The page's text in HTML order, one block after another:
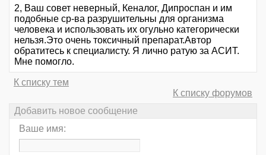
2, Ваш совет неверный, Кеналог, Дипроспан и им
подобные ср-ва разрушительны для организма
человека и использовать их огульно категорически
нельзя.Это очень токсичный препарат.Автор
обратитесь к специалисту. Я лично ратую за АСИТ.
Мне помогло.
К списку тем
К списку форумов
Добавить новое сообщение
Ваше имя: